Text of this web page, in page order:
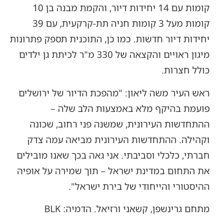
קומות עם 14 יחידות דיור, והקמת מבנה בן 10
קומות מעל 3 קומות חניה תת-קרקעית, עם 39
יחידות דיור חדשות. כמו כן, התוכנית תספק פתרונות
מיגון ראויים והקצאה של 330 מ"ר לכיתת גן ילדים
כולל חצרות.
ראש העיר משה ליאון: "מהפכת הדיור של ירושלים
פועמת בהיקף מלא באמצעות הלב שלה –
ההתחדשות העירונית, שמשנה פני רחוב, שכונה
וקהילה. ההתחדשות העירונית מביאה עמה צדק
חברתי, כלכלי וסביבתי. אני גאה בכך שאנו מובילים
את התחום במדינת ישראל – תוך שמירה על אופיה
ההיסטורי והייחודי של בירת ישראל".
מתחם גרינשפן, קשאני ורזיאל. הדמיה: BLK